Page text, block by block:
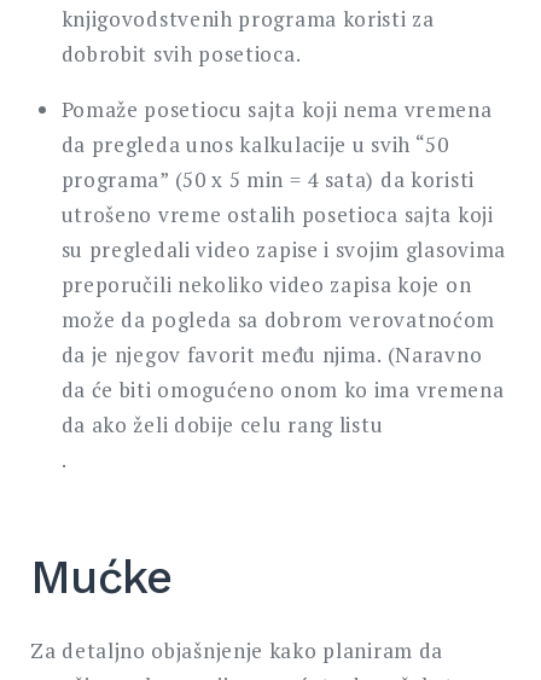
knjigovodstvenih programa koristi za
dobrobit svih posetioca.
Pomaže posetiocu sajta koji nema vremena
da pregleda unos kalkulacije u svih “50
programa” (50 x 5 min = 4 sata) da koristi
utrošeno vreme ostalih posetioca sajta koji
su pregledali video zapise i svojim glasovima
preporučili nekoliko video zapisa koje on
može da pogleda sa dobrom verovatnoćom
da je njegov favorit među njima. (Naravno
da će biti omogućeno onom ko ima vremena
da ako želi dobije celu rang listu
.
Mućke
Za detaljno objašnjenje kako planiram da